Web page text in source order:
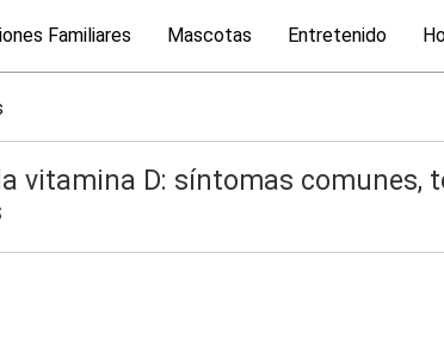
Familiares Mascotas Entretenido
vitamina D: síntomas comunes,